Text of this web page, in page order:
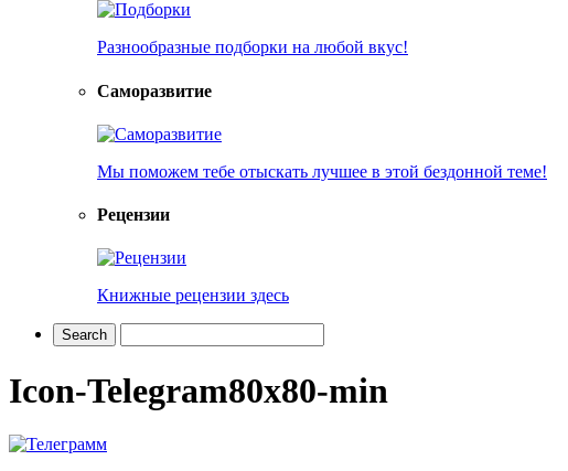
Разнообразные подборки на любой вкус!
Саморазвитие
Мы поможем тебе отыскать лучшее в этой бездонной теме!
Рецензии
Книжные рецензии здесь
Icon-Telegram80x80-min